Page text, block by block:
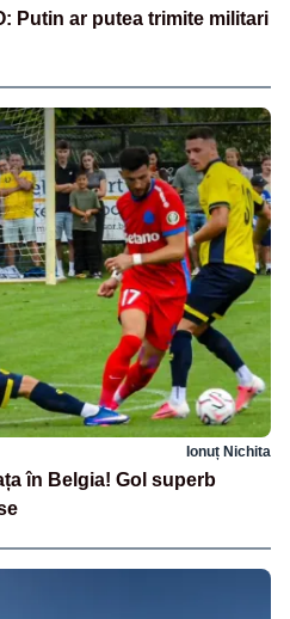
Putin ar putea trimite militari
Ionuț Nichita
în Belgia! Gol superb